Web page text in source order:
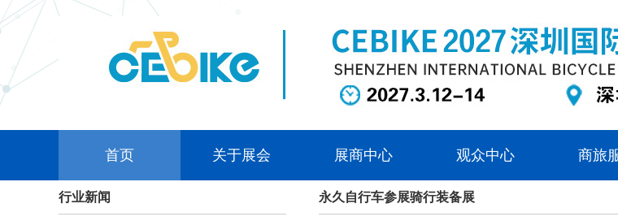
首页 关于展会 展商中心 观众中心 商旅
永久自行车参展骑行装备展
行业新闻